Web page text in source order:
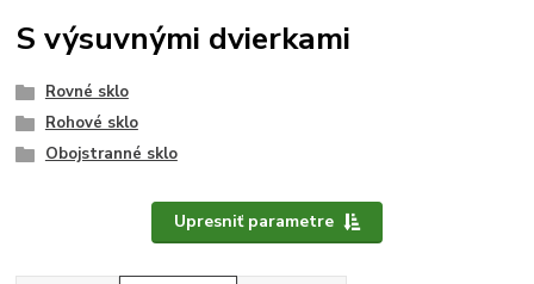
S výsuvnými dvierkami
Rovné sklo
Rohové sklo
Obojstranné sklo
Upresniť parametre